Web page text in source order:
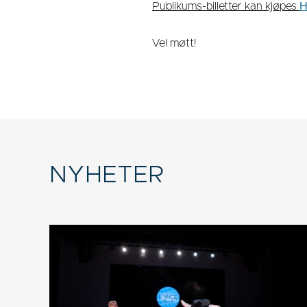
Publikums-billetter kan kjøpes
Vel møtt!
NYHETER